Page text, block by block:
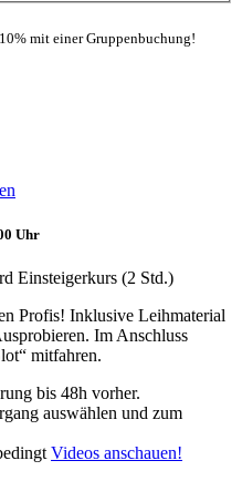
mit einer Gruppenbuchung!
Uhr
Einsteigerkurs (2 Std.)
Profis! Inklusive Leihmaterial
Im Anschluss
mitfahren.
bis 48h vorher.
auswählen und zum
Videos anschauen!